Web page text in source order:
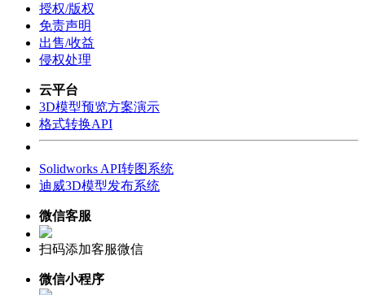
授权/版权
免责声明
出售/收益
侵权处理
云平台
3D模型预览方案演示
格式转换API
Solidworks API转图系统
迪威3D模型发布系统
微信客服
扫码添加客服微信
微信小程序